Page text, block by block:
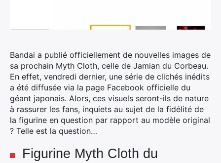
Bandai a publié officiellement de nouvelles images de
sa prochain Myth Cloth, celle de Jamian du Corbeau.
En effet, vendredi dernier, une série de clichés inédits
a été diffusée via la page Facebook officielle du
géant japonais. Alors, ces visuels seront-ils de nature
à rassurer les fans, inquiets au sujet de la fidélité de
la figurine en question par rapport au modèle original
? Telle est la question…
Figurine Myth Cloth du